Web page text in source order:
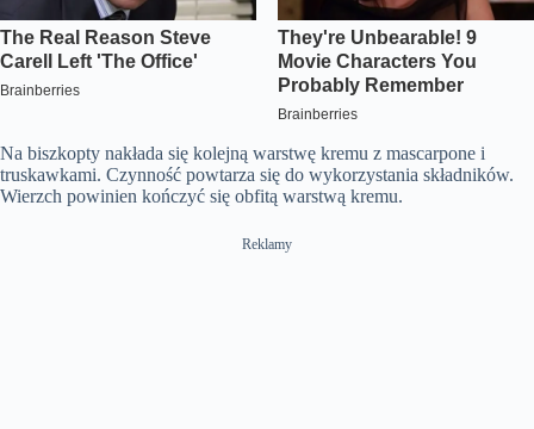
Na biszkopty nakłada się kolejną warstwę kremu z mascarpone i
truskawkami. Czynność powtarza się do wykorzystania składników.
Wierzch powinien kończyć się obfitą warstwą kremu.
Reklamy